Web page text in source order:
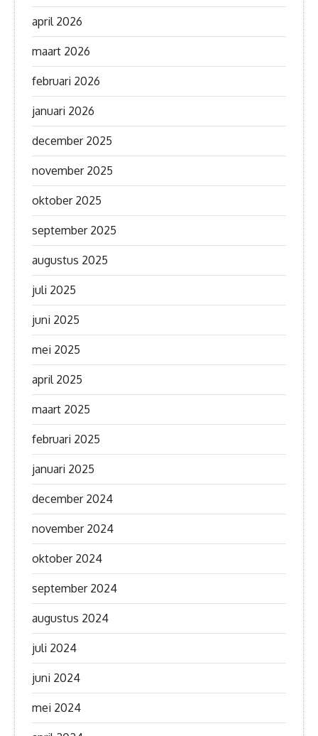
april 2026
maart 2026
februari 2026
januari 2026
december 2025
november 2025
oktober 2025
september 2025
augustus 2025
juli 2025
juni 2025
mei 2025
april 2025
maart 2025
februari 2025
januari 2025
december 2024
november 2024
oktober 2024
september 2024
augustus 2024
juli 2024
juni 2024
mei 2024